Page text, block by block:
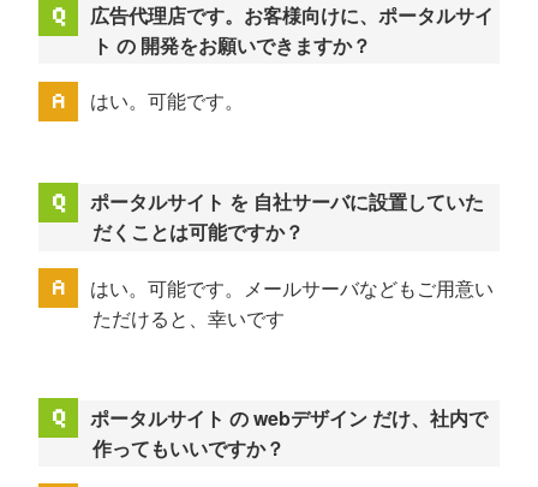
広告代理店です。お客様向けに、ポータルサイ
ト の 開発をお願いできますか？
はい。可能です。
ポータルサイト を 自社サーバに設置していた
だくことは可能ですか？
はい。可能です。メールサーバなどもご用意い
ただけると、幸いです
ポータルサイト の webデザイン だけ、社内で
作ってもいいですか？